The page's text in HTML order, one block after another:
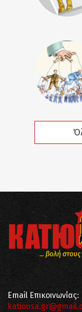
... βολή
Email Επικοινωνίας: